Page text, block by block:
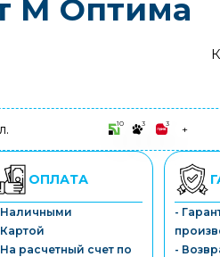
М Оптима
10 3 3 +
3-10 платежів,
Монобанк
3-7 платежів,
ПУМБ
3-10 платежів,
3-10 платежів,
ОПЛАТА
Наличными
расчетный счет по
-
-